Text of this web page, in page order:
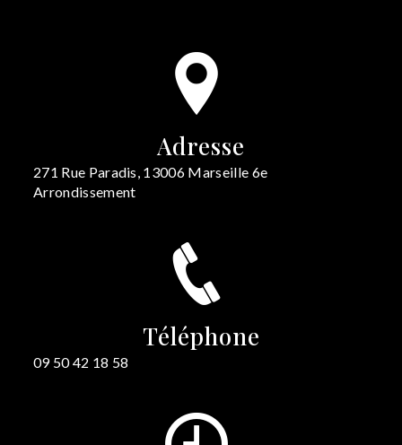
Adresse
271 Rue Paradis, 13006 Marseille 6e
Arrondissement
Téléphone
09 50 42 18 58